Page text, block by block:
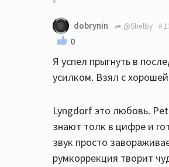
dobrynin @Shelby
0
Я успел прыгнуть в
усилком. Взял с
Lyngdorf это любовь.
знают толк в цифре и
звук просто
румкоррекция творит